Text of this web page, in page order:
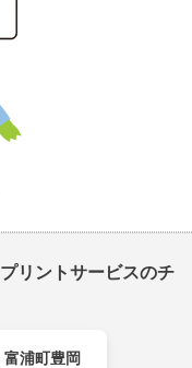
リントサービスのチ
富浦町豊岡